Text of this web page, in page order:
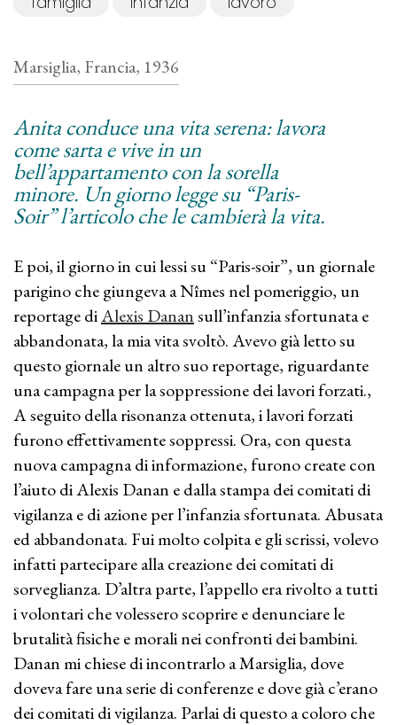
Marsiglia, Francia, 1936
Anita conduce una vita serena: lavora
come sarta e vive in un
bell’appartamento con la sorella
minore. Un giorno legge su “Paris-
Soir” l’articolo che le cambierà la vita.
E poi, il giorno in cui lessi su “Paris-soir”, un giornale
parigino che giungeva a Nîmes nel pomeriggio, un
reportage diAlexis Danansull’infanzia sfortunata e
abbandonata, la mia vita svoltò. Avevo già letto su
questo giornale un altro suo reportage, riguardante
una campagna per la soppressione dei lavori forzati.,
A seguito della risonanza ottenuta, i lavori forzati
furono effettivamente soppressi. Ora, con questa
nuova campagna di informazione, furono create con
l’aiuto di Alexis Danan e dalla stampa dei comitati di
vigilanza e di azione per l’infanzia sfortunata. Abusata
ed abbandonata. Fui molto colpita e gli scrissi, volevo
infatti partecipare alla creazione dei comitati di
sorveglianza. D’altra parte, l’appello era rivolto a tutti
i volontari che volessero scoprire e denunciare le
brutalità fisiche e morali nei confronti dei bambini.
Danan mi chiese di incontrarlo a Marsiglia, dove
doveva fare una serie di conferenze e dove già c’erano
dei comitati di vigilanza. Parlai di questo a coloro che